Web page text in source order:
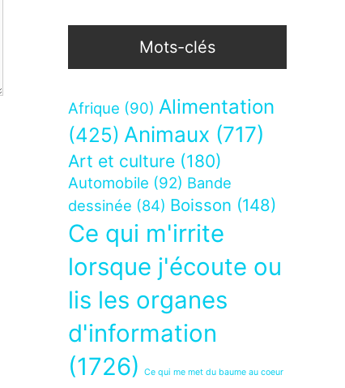
Mots-clés
Afrique (90) Alimentation
(425) Animaux (717)
Art et culture (180)
Automobile (92) Bande
dessinée (84) Boisson (148)
Ce qui m'irrite
lorsque j'écoute ou
lis les organes
d'information
(1726)
Ce qui me met du baume au coeur